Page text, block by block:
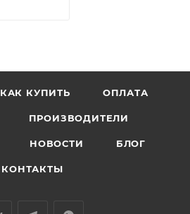
КАК КУПИТЬ ОПЛАТА
ПРОИЗВОДИТЕЛИ
НОВОСТИ БЛОГ
КОНТАКТЫ